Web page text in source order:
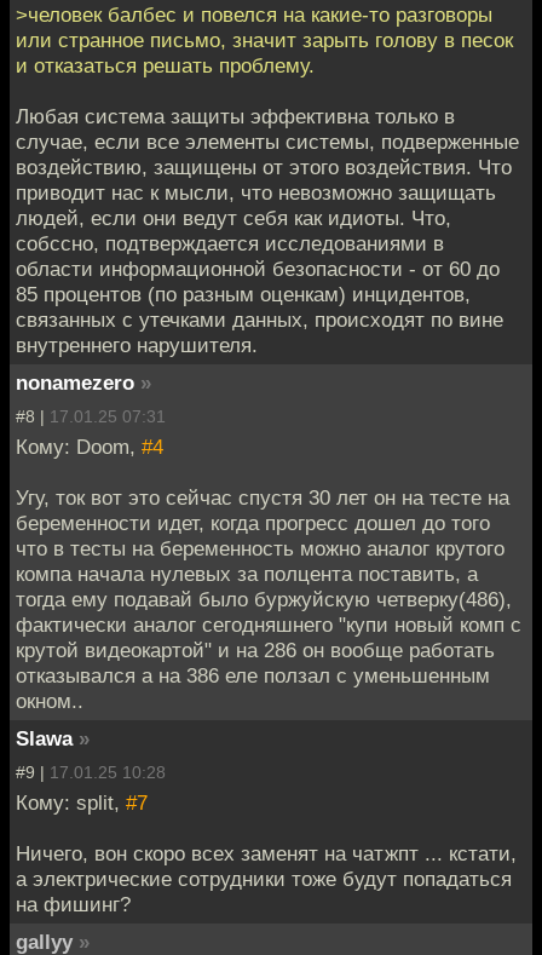
>человек балбес и повелся на какие-то разговоры
или странное письмо, значит зарыть голову в песок
и отказаться решать проблему.
Любая система защиты эффективна только в
случае, если все элементы системы, подверженные
воздействию, защищены от этого воздействия. Что
приводит нас к мысли, что невозможно защищать
людей, если они ведут себя как идиоты. Что,
собссно, подтверждается исследованиями в
области информационной безопасности - от 60 до
85 процентов (по разным оценкам) инцидентов,
связанных с утечками данных, происходят по вине
внутреннего нарушителя.
nonamezero »
#8 | 17.01.25 07:31
Кому: Doom, #4
Угу, ток вот это сейчас спустя 30 лет он на тесте на
беременности идет, когда прогресс дошел до того
что в тесты на беременность можно аналог крутого
компа начала нулевых за полцента поставить, а
тогда ему подавай было буржуйскую четверку(486),
фактически аналог сегодняшнего "купи новый комп с
крутой видеокартой" и на 286 он вообще работать
отказывался а на 386 еле ползал с уменьшенным
окном..
Slawa »
#9 | 17.01.25 10:28
Кому: split, #7
Ничего, вон скоро всех заменят на чатжпт ... кстати,
а электрические сотрудники тоже будут попадаться
на фишинг?
gallyy »